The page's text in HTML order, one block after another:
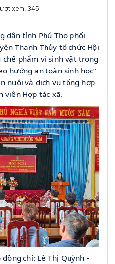
xem: 345
dân tỉnh Phú Thọ phối
Thanh Thủy tổ chức Hội
chế phẩm vi sinh vật trong
hướng an toàn sinh học”
nuôi và dịch vụ tổng hợp
viên Hợp tác xã.
chí: Lê Thị Quỳnh -